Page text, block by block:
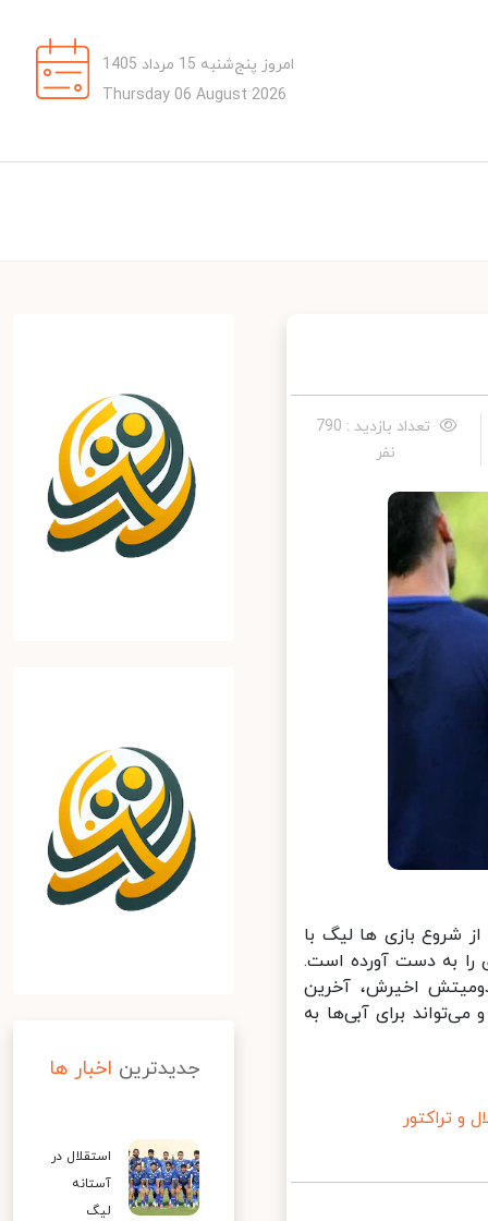
امروز پنج‌شنبه 15 مرداد 1405
Thursday 06 August 2026
تعداد بازدید : 790
نفر
شروع بازی ها لیگ با
به دست آورده است.
اخیرش، آخرین
برای آبی‌ها به
تراکتور
جدیدترین اخبار ها
استقلال در
آستانه
لیگ